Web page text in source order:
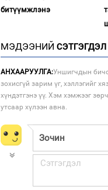
битүүмжлэнэ
МЭДЭЭНИЙ СЭТГЭГДЭЛ
АНХААРУУЛГА:Уншигчдын
зохисгүй зарим үг, хэллэгийг
хүндэтгэнэ үү. Хэм хэмжээг
утсаар хүлээн авна.